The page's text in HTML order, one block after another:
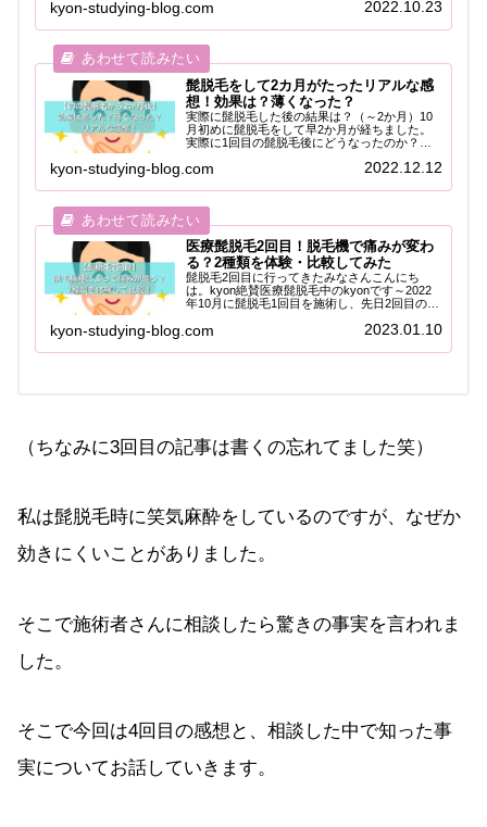
り残しがあったり万が一切ってしまうと一気に
kyon-studying-blog.com 2022.10.23
髭脱毛をして2カ月がたったリアルな感
想！効果は？薄くなった？
実際に髭脱毛した後の結果は？（～2か月）10
月初めに髭脱毛をして早2か月が経ちました。
実際に1回目の髭脱毛後にどうなったのか？効
のか？経験者のリアルな感想をお話しします。
kyon-studying-blog.com 2022.12.12
医療髭脱毛2回目！脱毛機で痛みが変わ
る？2種類を体験・比較してみた
髭脱毛2回目に行ってきたみなさんこんにち
は。kyon絶賛医療髭脱毛中のkyonです～2022
年10月に髭脱毛1回目を施術し、先日2回目の施
ニックでは、髭脱毛機種が2種類（メディオス
kyon-studying-blog.com 2023.01.10
（ちなみに3回目の記事は書くの忘れてました笑）
私は髭脱毛時に笑気麻酔をしているのですが、なぜか
効きにくいことがありました。
そこで施術者さんに相談したら驚きの事実を言われま
した。
そこで今回は4回目の感想と、相談した中で知った事
実についてお話していきます。